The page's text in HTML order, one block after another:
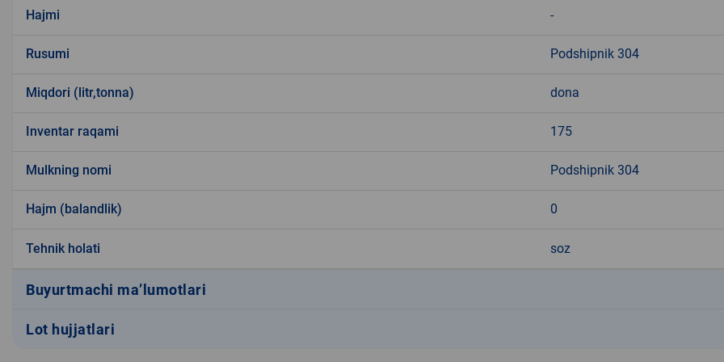
Hajmi -
Rusumi Podshipnik 304
Miqdori (litr,tonna) dona
Inventar raqami 175
Mulkning nomi Podshipnik 304
Hajm (balandlik) 0
Tehnik holati soz
Buyurtmachi ma’lumotlari
Lot hujjatlari